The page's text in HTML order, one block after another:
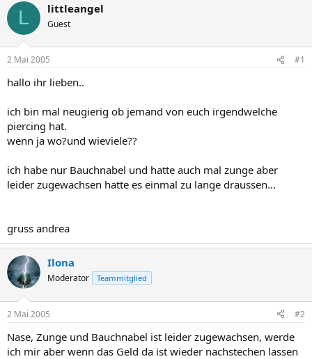
L littleangel
Guest
2 Mai 2005 #1
hallo ihr lieben..
ich bin mal neugierig ob jemand von euch irgendwelche
piercing hat.
wenn ja wo?und wieviele??
ich habe nur Bauchnabel und hatte auch mal zunge aber
leider zugewachsen hatte es einmal zu lange draussen...
gruss andrea
Ilona
Moderator Teammitglied
2 Mai 2005 #2
Nase, Zunge und Bauchnabel ist leider zugewachsen, werde
ich mir aber wenn das Geld da ist wieder nachstechen lassen